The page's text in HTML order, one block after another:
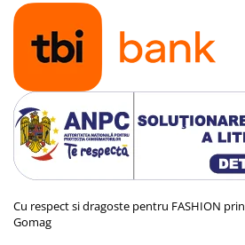
Cu respect si dragoste pentru FASHION prin
Gomag